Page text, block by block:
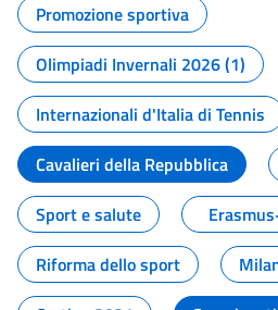
Promozione sportiva
Olimpiadi Invernali 2026 (1)
Internazionali d'Italia di Tennis
Cavalieri della Repubblica
Sport e salute
Riforma dello sport